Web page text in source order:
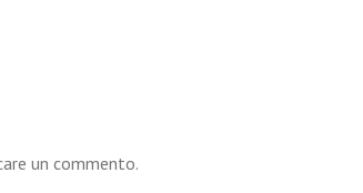
un commento.